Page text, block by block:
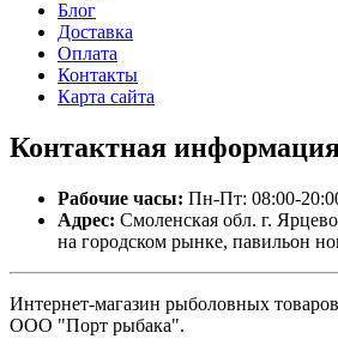
Блог
Доставка
Оплата
Контакты
Карта сайта
Контактная
Рабочие часы: Пн-Пт: 08:00-
Адрес: Смоленская обл. г.
на городском рынке, павильон
Интернет-магазин рыболовных
ООО "Порт рыбака".